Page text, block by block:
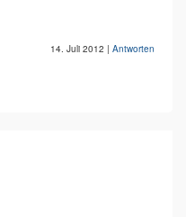
14. Juli 2012 | Antworten